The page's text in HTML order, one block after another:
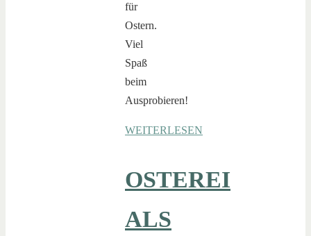
für
Ostern.
Viel
Spaß
beim
Ausprobieren!
WEITERLESEN
OSTEREI
ALS